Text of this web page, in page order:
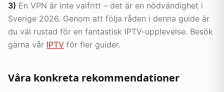
3) En VPN är inte valfritt – det är en nödvändighet i
Sverige 2026. Genom att följa råden i denna guide är
du väl rustad för en fantastisk IPTV-upplevelse. Besök
gärna vår IPTV för fler guider.
Våra konkreta rekommendationer